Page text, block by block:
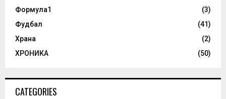
Формула1
(3)
Фудбал
(41)
Храна
(2)
ХРОНИКА
(50)
CATEGORIES